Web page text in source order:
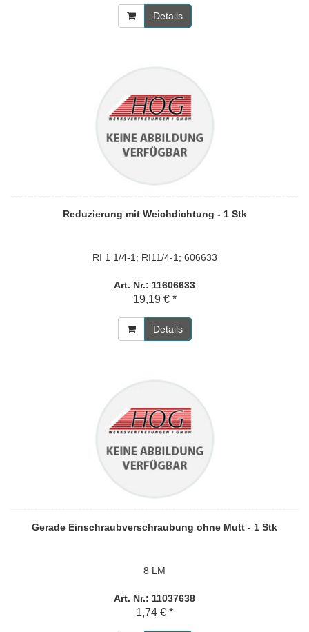
Details
Reduzierung mit Weichdichtung - 1 Stk
RI 1 1/4-1; RI11/4-1; 606633
Art. Nr.: 11606633
19,19 € *
Details
Gerade Einschraubverschraubung ohne Mutt - 1 Stk
8 LM
Art. Nr.: 11037638
1,74 € *